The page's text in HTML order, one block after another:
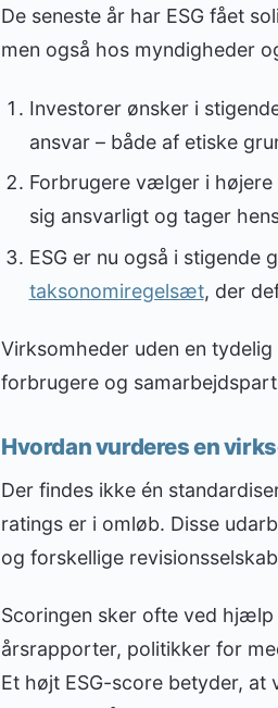
De seneste år har ESG fået
men også hos myndigheder
Investorer ønsker i
ansvar – både af etiske
Forbrugere vælger i
sig ansvarligt og tager
ESG er nu også i stigende
taksonomiregelsæt, der
Virksomheder uden en
forbrugere og
Hvordan vurderes en
Der findes ikke én
ratings er i omløb. Disse
og forskellige
Scoringen sker ofte ved
årsrapporter, politikker for
Et højt ESG-score betyder,